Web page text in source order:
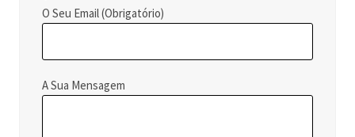
O Seu Email (Obrigatório)
A Sua Mensagem